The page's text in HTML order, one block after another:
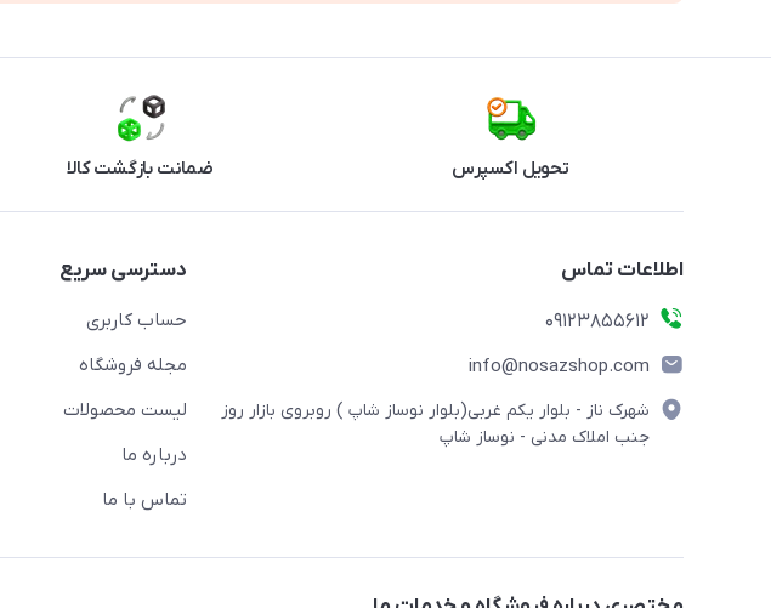
تحویل اکسپرس ضمانت بازگشت کالا
اطلاعات تماس
09123855612
info@nosazshop.com
شهرک ناز - بلوار یکم غربی(بلوار نوساز شاپ ) روبروی بازار روز
جنب املاک مدنی - نوساز شاپ
دسترسی سریع
حساب کاربری
مجله فروشگاه
لیست محصولات
درباره ما
تماس با ما